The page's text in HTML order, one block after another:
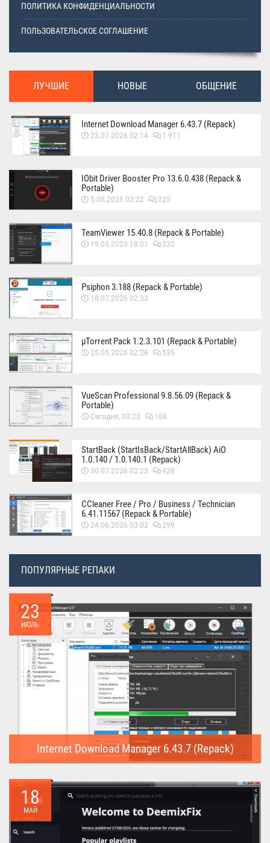
ПОЛИТИКА КОНФИДЕНЦИАЛЬНОСТИ
ПОЛЬЗОВАТЕЛЬСКОЕ СОГЛАШЕНИЕ
ЛУЧШИЕ НОВЫЕ ОБЩЕНИЕ
Internet Download Manager 6.43.7 (Repack)
23.07.2026 02:14 1 911
IObit Driver Booster Pro 13.6.0.438 (Repack &
Portable)
5.08.2026 02:22 225
TeamViewer 15.40.8 (Repack & Portable)
19.05.2023 18:01 232
Psiphon 3.188 (Repack & Portable)
18.07.2026 02:33
µTorrent Pack 1.2.3.101 (Repack & Portable)
25.05.2026 02:26 535
VueScan Professional 9.8.56.09 (Repack &
Portable)
Сегодня, 03:23 168
StartBack (StartIsBack/StartAllBack) AiO
1.0.140 / 1.0.140.1 (Repack)
30.07.2026 02:23 428
CCleaner Free / Pro / Business / Technician
6.41.11567 (Repack & Portable)
24.06.2026 03:02 299
ПОПУЛЯРНЫЕ РЕПАКИ
23
ИЮЛЬ
Internet Download Manager 6.43.7 (Repack)
предназначена для...
18
МАЙ